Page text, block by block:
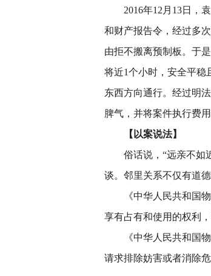
2016年12月13日，
和财产报告令，经过多
由拒不搬离预制板。于
将近1个小时，安全平稳
东西方向通行。经过明
脾气，并将案件执行费
【以案说法】
俗话说，“远亲不如
谈。邻里关系不仅有道
《中华人民共和国
享有占有和使用的权利
《中华人民共和国
请求排除妨害或者消除危